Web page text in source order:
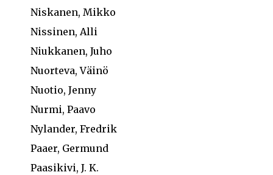
Niskanen, Mikko
Nissinen, Alli
Niukkanen, Juho
Nuorteva, Väinö
Nuotio, Jenny
Nurmi, Paavo
Nylander, Fredrik
Paaer, Germund
Paasikivi, J. K.